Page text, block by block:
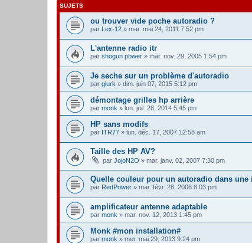
SUJETS
ou trouver vide poche autoradio ?
par Lex-12 » mar. mai 24, 2011 7:52 pm
L'antenne radio itr
par shogun power » mar. nov. 29, 2005 1:54 pm
Je seche sur un problème d'autoradio
par glurk » dim. juin 07, 2015 5:12 pm
démontage grilles hp arrière
par monk » lun. juil. 28, 2014 5:45 pm
HP sans modifs
par ITR77 » lun. déc. 17, 2007 12:58 am
Taille des HP AV?
par JojoN2O » mar. janv. 02, 2007 7:30 pm
Quelle couleur pour un autoradio dans une
par RedPower » mar. févr. 28, 2006 8:03 pm
amplificateur antenne adaptable
par monk » mar. nov. 12, 2013 1:45 pm
Monk #mon installation#
par monk » mer. mai 29, 2013 9:24 pm